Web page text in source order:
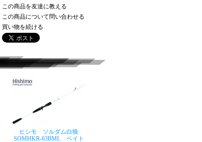
この商品を友達に教える
この商品について問い合わせる
買い物を続ける
ヒシモ ソルダム白狼
SOMHKR-63BML ベイト